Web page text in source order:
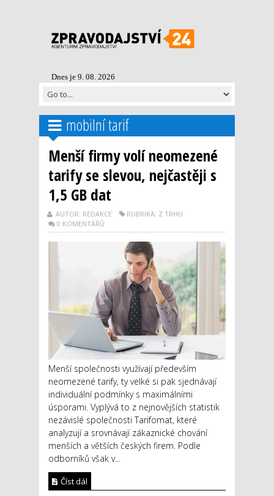
Dnes je 9. 08. 2026
mobilní tarif
Menší firmy volí neomezené
tarify se slevou, nejčastěji s
1,5 GB dat
AUTOR: REDAKCE
RUBRIKA: Z TRHU
0 KOMENTÁŘŮ
Menší společnosti využívají především
neomezené tarify, ty velké si pak sjednávají
individuální podmínky s maximálními
úsporami. Vyplývá to z nejnovějších statistik
nezávislé společnosti Tarifomat, které
analyzují a srovnávají zákaznické chování
menších a větších českých firem. Podle
odborníků však v...
Číst dál